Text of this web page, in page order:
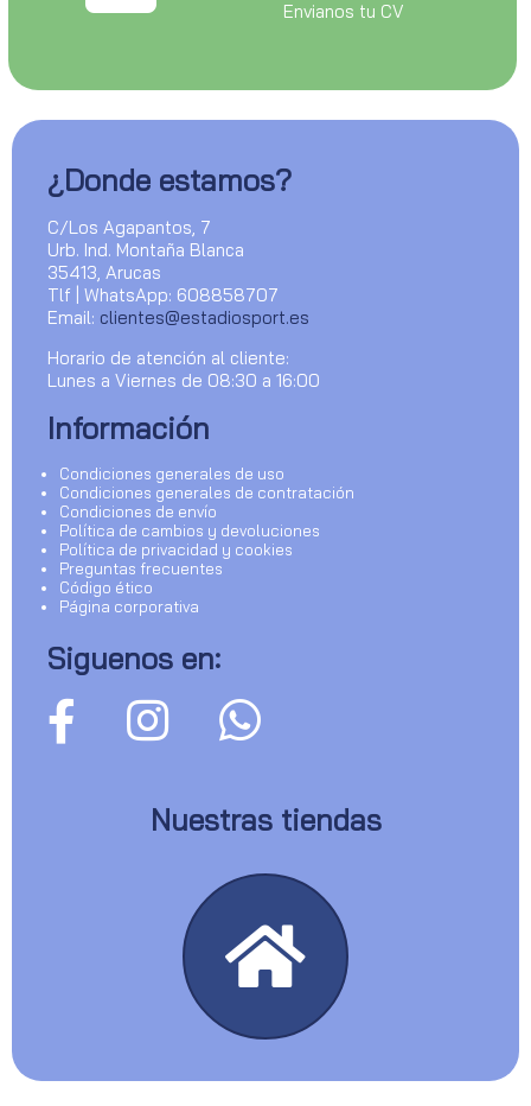
Envianos tu CV
¿Donde estamos?
C/Los Agapantos, 7
Urb. Ind. Montaña Blanca
35413, Arucas
Tlf | WhatsApp: 608858707
Email: clientes@estadiosport.es
Horario de atención al cliente:
Lunes a Viernes de 08:30 a 16:00
Información
Condiciones generales de uso
Condiciones generales de contratación
Condiciones de envío
Política de cambios y devoluciones
Política de privacidad y cookies
Preguntas frecuentes
Código ético
Página corporativa
Siguenos en:
Nuestras tiendas